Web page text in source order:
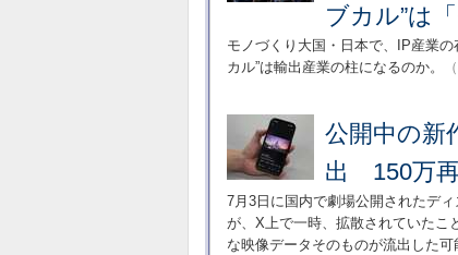
ブカル”は
モノづくり大国・日本で、IP産業
カル”は輸出産業の柱になるのか。
公開中の
出 150万再
7月3日に国内で劇場公開されたデ
が、X上で一時、拡散されていたこ
な映像データそのものが流出した